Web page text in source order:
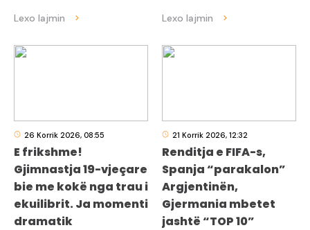
26 Korrik 2026, 08:55
E frikshme!
Gjimnastja 19-vjeçare
bie me kokë nga trau i
ekuilibrit. Ja momenti
dramatik
21 Korrik 2026, 12:32
Renditja e FIFA-s,
Spanja “parakalon”
Argjentinën,
Gjermania mbetet
jashtë “TOP 10”